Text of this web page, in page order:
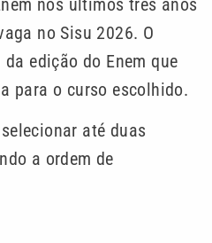
no Sisu 2026. O
edição do Enem que
para o curso escolhido.
até duas
a ordem de